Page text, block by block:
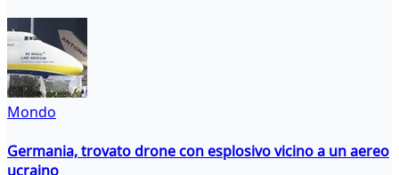
Mondo
Germania, trovato drone con esplosivo vicino a un aereo
ucraino